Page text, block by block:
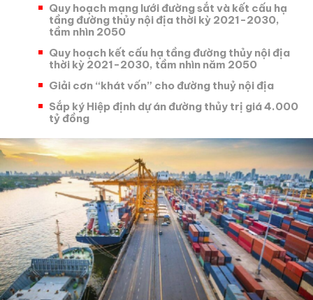
Quy hoạch mạng lưới đường sắt và kết cấu hạ
tầng đường thủy nội địa thời kỳ 2021-2030,
tầm nhìn 2050
Quy hoạch kết cấu hạ tầng đường thủy nội địa
thời kỳ 2021-2030, tầm nhìn năm 2050
Giải cơn “khát vốn” cho đường thuỷ nội địa
Sắp ký Hiệp định dự án đường thủy trị giá 4.000
tỷ đồng